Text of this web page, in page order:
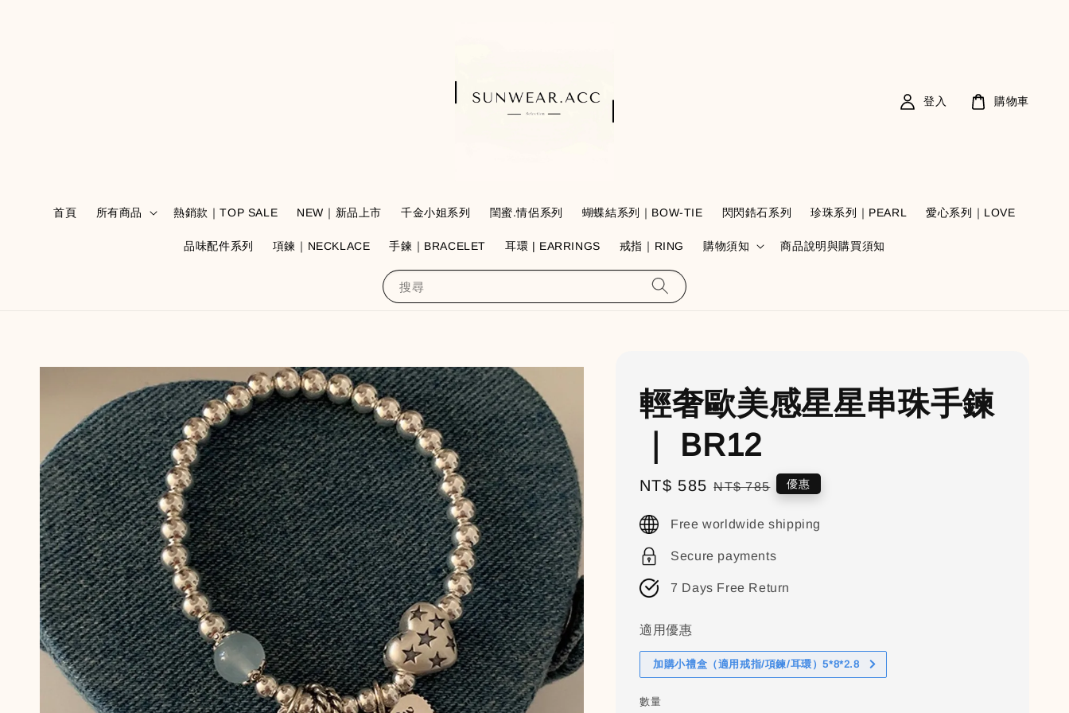
搜尋
首頁 所有商品 熱銷款｜TOP SALE NEW｜新品上市 千金小姐系列 閨蜜.情侶系列 蝴蝶結系列｜BOW-TIE 閃閃鋯石系列 珍珠系列｜PEARL 愛心系列｜LOVE
品味配件系列 項鍊｜NECKLACE 手鍊｜BRACELET 耳環 | EARRINGS 戒指｜RING 購物須知 商品說明與購買須知
登入 購物車
輕奢歐美感星星串珠手鍊
｜ BR12
Sale
NT$ 585 Regular
NT$ 785 優惠
Free worldwide shipping
Secure payments
7 Days Free Return
適用優惠
加購小禮盒（適用戒指/項鍊/耳環）5*8*2.8
數量